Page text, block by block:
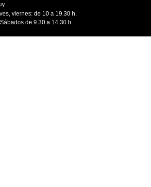
viernes: de 10 a 19.30 h.
de 9.30 a 14.30 h.